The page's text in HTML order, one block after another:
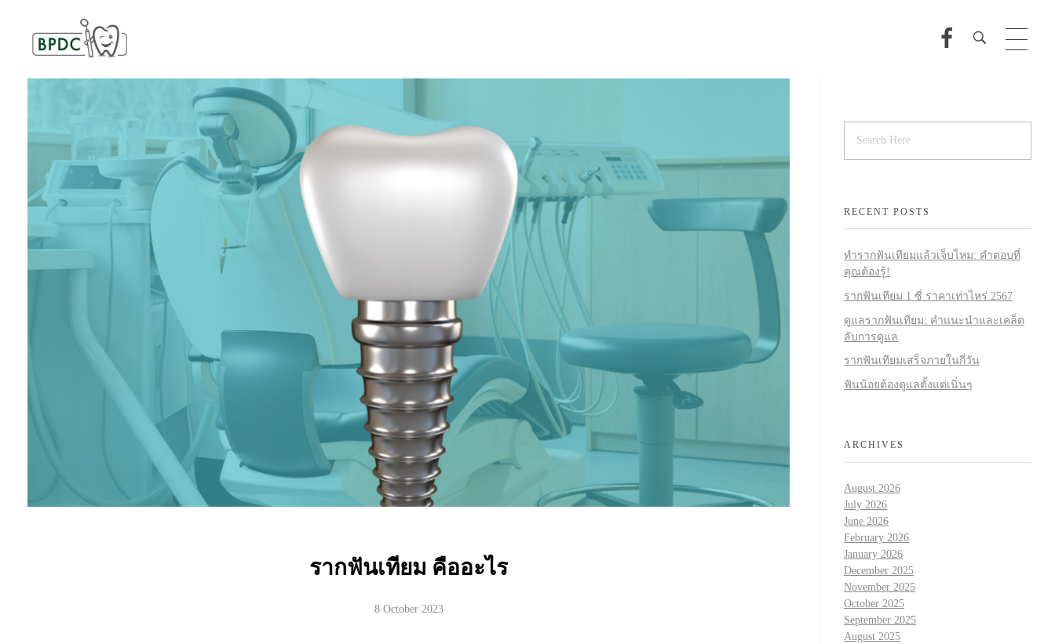
รากฟันเทียม คืออะไร
8 October 2023
RECENT POSTS
ทำรากฟันเทียมแล้วเจ็บไหม: คำตอบที่
คุณต้องรู้!
รากฟันเทียม 1 ซี่ ราคาเท่าไหร่ 2567
ดูแลรากฟันเทียม: คำแนะนำและเคล็ด
ลับการดูแล
รากฟันเทียมเสร็จภายในกี่วัน
ฟันน้อยต้องดูแลตั้งแต่เนิ่นๆ
ARCHIVES
August 2026
July 2026
June 2026
February 2026
January 2026
December 2025
November 2025
October 2025
September 2025
August 2025